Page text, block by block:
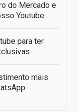
do Mercado e
Youtube
para ter
mais